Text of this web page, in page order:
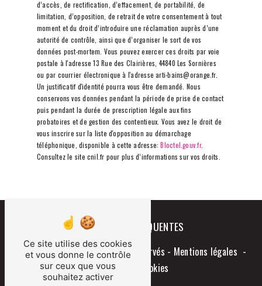
d’accès, de rectification, d’effacement, de portabilité, de
limitation, d’opposition, de retrait de votre consentement à tout
moment et du droit d’introduire une réclamation auprès d’une
autorité de contrôle, ainsi que d’organiser le sort de vos
données post-mortem. Vous pouvez exercer ces droits par voie
postale à l'adresse 13 Rue des Clairières, 44840 Les Sornières
ou par courrier électronique à l'adresse arti-bains@orange.fr.
Un justificatif d'identité pourra vous être demandé. Nous
conservons vos données pendant la période de prise de contact
puis pendant la durée de prescription légale aux fins
probatoires et de gestion des contentieux. Vous avez le droit de
vous inscrire sur la liste d'opposition au démarchage
téléphonique, disponible à cette adresse: Bloctel.gouv.fr.
Consultez le site cnil.fr pour plus d’informations sur vos droits.
RECHERCHES FRÉQUENTES
Vistalid- 2026 - Tous droits réservés - Mentions légales -
Gestion des cookies
Ce site utilise des cookies
et vous donne le contrôle
sur ceux que vous
souhaitez activer